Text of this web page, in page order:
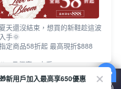
站使用 cookie 方式之詳情，及若您不希
腦的 cookie 設定，請參閱本網站「
隱私
夏天還沒結束，想買的新鞋趁這波
入手🌞
定商品58折起 最高現折$888
8月優惠一次看
①LINE購物最高10%回饋
每周限定品現折200
新用戶加入最高享650優惠